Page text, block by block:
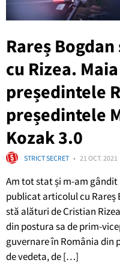
Rareș
cu Rizea.
președintele
președintele
Kozak 3.0
STRICT SECRET 21 OCT. 2021
Am tot stat și m-am gândit
publicat articolul cu Rareș
stă alături de Cristian
din postura sa de prim-
guvernare în România din
de vedeta, de […]